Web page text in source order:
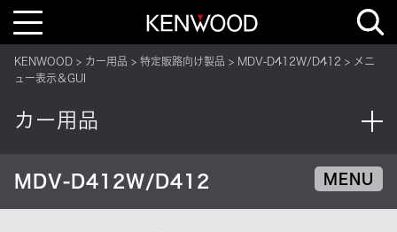
T
l
e
v
i
i
o
KENWOOD カー用品 特定販路向け製品 MDV-D412W/D412
メニ
ュー表示＆GUI
カー用品
MDV-D412W/D412 MENU